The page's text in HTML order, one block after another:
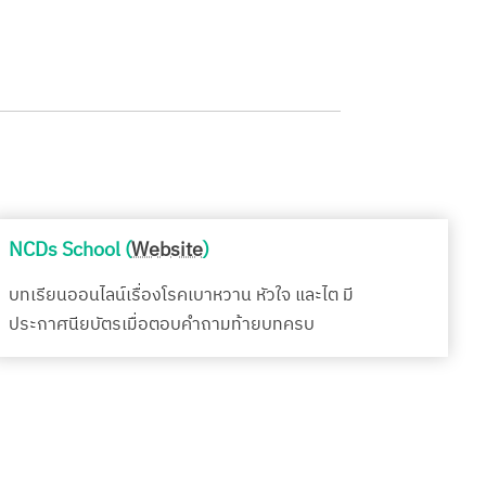
NCDs School (Website)
บทเรียนออนไลน์เรื่องโรคเบาหวาน หัวใจ และไต มี
ประกาศนียบัตรเมื่อตอบคำถามท้ายบทครบ